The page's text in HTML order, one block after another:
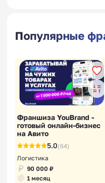
Популярные
Франшиза YouBrand -
готовый онлайн-бизнес
на Авито
5.0(64)
Логистика
90 000 ₽
1 месяц